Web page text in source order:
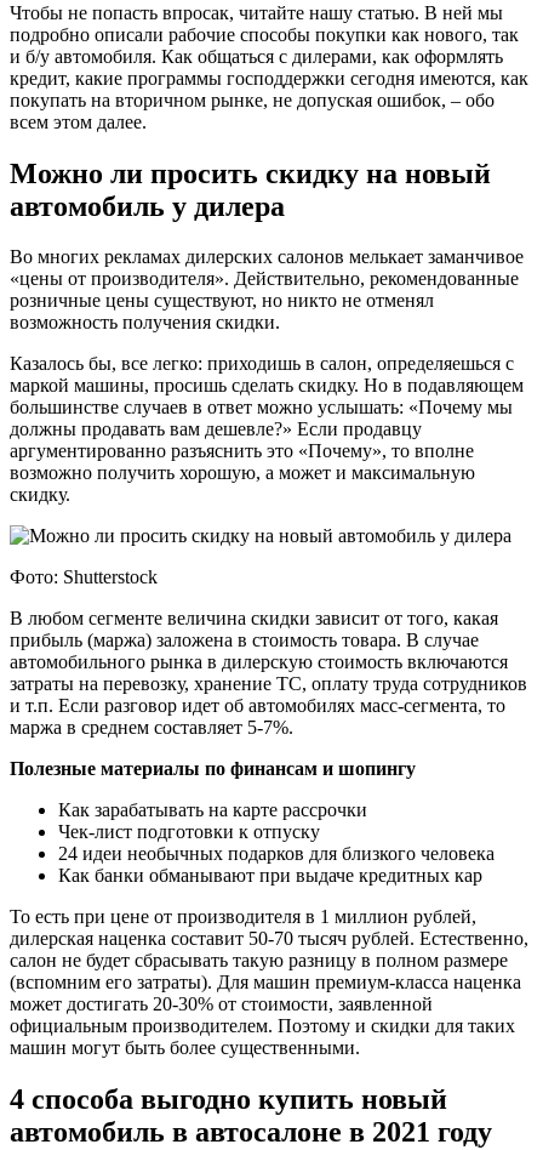
Чтобы не попасть впросак, читайте нашу статью. В ней мы
подробно описали рабочие способы покупки как нового, так
и б/у автомобиля. Как общаться с дилерами, как оформлять
кредит, какие программы господдержки сегодня имеются, как
покупать на вторичном рынке, не допуская ошибок, – обо
всем этом далее.
Можно ли просить скидку на новый
автомобиль у дилера
Во многих рекламах дилерских салонов мелькает заманчивое
«цены от производителя». Действительно, рекомендованные
розничные цены существуют, но никто не отменял
возможность получения скидки.
Казалось бы, все легко: приходишь в салон, определяешься с
маркой машины, просишь сделать скидку. Но в подавляющем
большинстве случаев в ответ можно услышать: «Почему мы
должны продавать вам дешевле?» Если продавцу
аргументированно разъяснить это «Почему», то вполне
возможно получить хорошую, а может и максимальную
скидку.
Фото: Shutterstock
В любом сегменте величина скидки зависит от того, какая
прибыль (маржа) заложена в стоимость товара. В случае
автомобильного рынка в дилерскую стоимость включаются
затраты на перевозку, хранение ТС, оплату труда сотрудников
и т.п. Если разговор идет об автомобилях масс-сегмента, то
маржа в среднем составляет 5-7%.
Полезные материалы по финансам и шопингу
Как зарабатывать на карте рассрочки
Чек-лист подготовки к отпуску
24 идеи необычных подарков для близкого человека
Как банки обманывают при выдаче кредитных кар
То есть при цене от производителя в 1 миллион рублей,
дилерская наценка составит 50-70 тысяч рублей. Естественно,
салон не будет сбрасывать такую разницу в полном размере
(вспомним его затраты). Для машин премиум-класса наценка
может достигать 20-30% от стоимости, заявленной
официальным производителем. Поэтому и скидки для таких
машин могут быть более существенными.
4 способа выгодно купить новый
автомобиль в автосалоне в 2021 году